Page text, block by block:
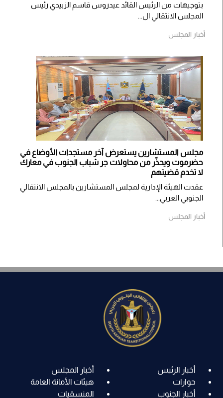
بتوجيهات من الرئيس القائد عيدروس قاسم الزبيدي رئيس
المجلس الانتقالي ال...
أخبار المجلس
مجلس المستشارين يستعرض آخر مستجدات الأوضاع في
حضرموت ويحذّر من محاولات جر شباب الجنوب في معارك
لا تخدم قضيتهم
عقدت الهيئة الإدارية لمجلس المستشارين بالمجلس الانتقالي
الجنوبي العربي...
أخبار المجلس
أخبار الرئيس
أخبار المجلس
حوارات
هيئات الأمانة العامة
أخبار الجنوب
المنسقيات